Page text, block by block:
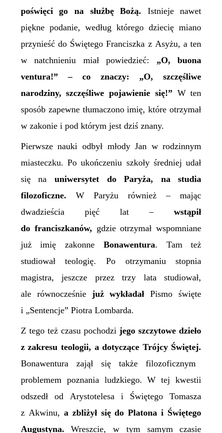
poświęci go na służbę Bożą. Istnieje nawet
piękne podanie, według którego dziecię miano
przynieść do Świętego Franciszka z Asyżu, a ten
w natchnieniu miał powiedzieć: „O, buona
ventura!”– co znaczy: „O, szczęśliwe
narodziny, szczęśliwe pojawienie się!”W ten
sposób zapewne tłumaczono imię, które otrzymał
w zakonie i pod którym jest dziś znany.
Pierwsze nauki odbył młody Jan w rodzinnym
miasteczku. Po ukończeniu szkoły średniej udał
się na uniwersytet do Paryża, na studia
filozoficzne. W Paryżu również – mając
dwadzieścia pięć lat –wstąpił
do franciszkanów, gdzie otrzymał wspomniane
już imię zakonne Bonawentura. Tam też
studiował teologię. Po otrzymaniu stopnia
magistra, jeszcze przez trzy lata studiował,
ale równocześnie już wykładał Pismo święte
i „Sentencje” Piotra Lombarda.
Z tego też czasu pochodzijego szczytowe dzieło
z zakresu teologii, a dotyczące Trójcy Świętej.
Bonawentura zajął się także filozoficznym
problemem poznania ludzkiego. W tej kwestii
odszedł od Arystotelesa i Świętego Tomasza
z Akwinu, a zbliżył się do Platona i Świętego
Augustyna. Wreszcie, w tym samym czasie